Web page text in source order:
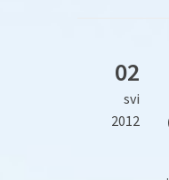
02
svi
2012